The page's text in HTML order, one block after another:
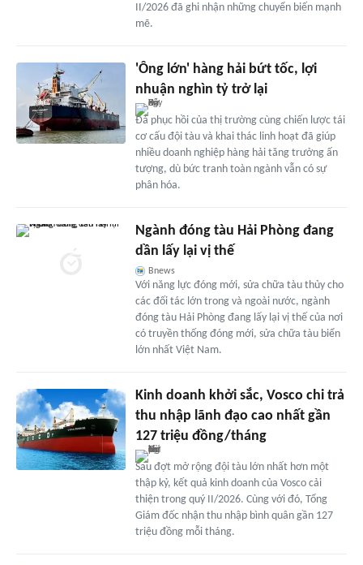
II/2026 đã ghi nhận những chuyển biến mạnh
mẽ.
'Ông lớn' hàng hải bứt tốc, lợi
nhuận nghìn tỷ trở lại
Đà phục hồi của thị trường cùng chiến lược tái
cơ cấu đội tàu và khai thác linh hoạt đã giúp
nhiều doanh nghiệp hàng hải tăng trưởng ấn
tượng, dù bức tranh toàn ngành vẫn có sự
phân hóa.
Ngành đóng tàu Hải Phòng đang
dần lấy lại vị thế
Bnews
Với năng lực đóng mới, sửa chữa tàu thủy cho
các đối tác lớn trong và ngoài nước, ngành
đóng tàu Hải Phòng đang lấy lại vị thế của nơi
có truyền thống đóng mới, sửa chữa tàu biển
lớn nhất Việt Nam.
Kinh doanh khởi sắc, Vosco chi trả
thu nhập lãnh đạo cao nhất gần
127 triệu đồng/tháng
Sau đợt mở rộng đội tàu lớn nhất hơn một
thập kỷ, kết quả kinh doanh của Vosco cải
thiện trong quý II/2026. Cùng với đó, Tổng
Giám đốc nhận thu nhập bình quân gần 127
triệu đồng mỗi tháng.